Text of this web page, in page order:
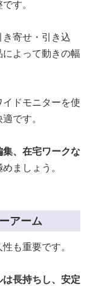
す。
寄せ・引き込
よって動きの幅
ドモニターを使
です。
、在宅ワークな
ましょう。
アーム
も重要です。
長持ちし、安定